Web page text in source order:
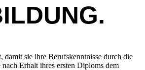
sie ihre Berufskenntnisse durch die
Erhalt ihres ersten Diploms dem